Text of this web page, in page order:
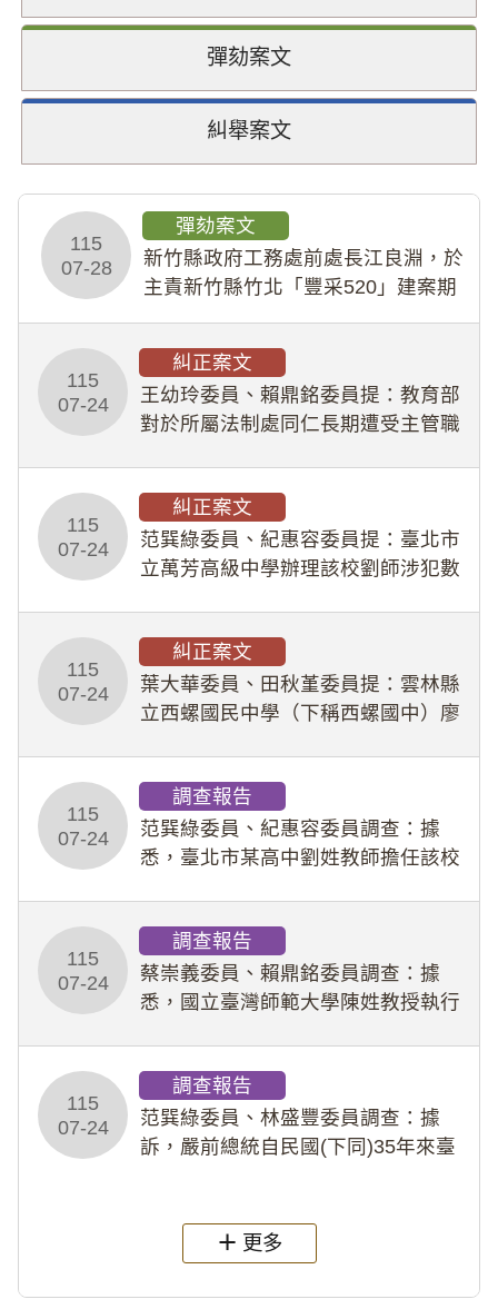
彈劾案文
糾舉案文
115
07-28
彈劾案文
新竹縣政府工務處前處長江良淵，於
主責新竹縣竹北「豐采520」建案期
幣1,483萬餘元，並長期收受建商餽
贈；復罔顧公共安全，圖利默許建商
於停工期間
115
07-24
糾正案文
王幼玲委員、賴鼎銘委員提：教育部
對於所屬法制處同仁長期遭受主管職
人員保障法」及「職業安全衛生法」
所定維護公務人員
115
07-24
糾正案文
范巽綠委員、紀惠容委員提：臺北市
立萬芳高級中學辦理該校劉師涉犯數
業把關與糾錯功能，不僅首份調查報
告漏未審酌師生不
115
07-24
糾正案文
葉大華委員、田秋堇委員提：雲林縣
立西螺國民中學（下稱西螺國中）廖
教羽球隊學生等行為，歷經該校校園
事件處理會議（下
115
07-24
調查報告
范巽綠委員、紀惠容委員調查：據
悉，臺北市某高中劉姓教師擔任該校
行拍攝特定樣態性影像並以手機傳送
劉師。該生因畏懼成
115
07-24
調查報告
蔡崇義委員、賴鼎銘委員調查：據
悉，國立臺灣師範大學陳姓教授執行
術倫理等情案調查報告。(115教調
31)
115
07-24
調查報告
范巽綠委員、林盛豐委員調查：據
訴，嚴前總統自民國(下同)35年來臺
過世後，總統府於89年間函請其家屬
繼續留住
更多